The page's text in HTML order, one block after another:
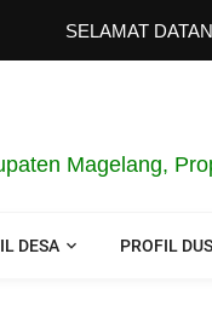
SELAMAT DATANG
Magelang,
DESA PROFIL